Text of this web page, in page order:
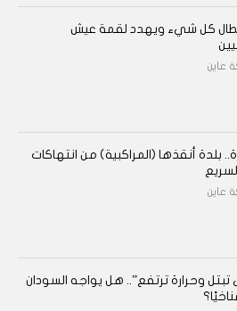
يطال كل شيء ويهدد لقمة عيش
عاين
بلدة أنقذها (المراكبية) من انتهاكات
عاين
تبتل وحرارة ترتفع”.. هل يواجه السودان